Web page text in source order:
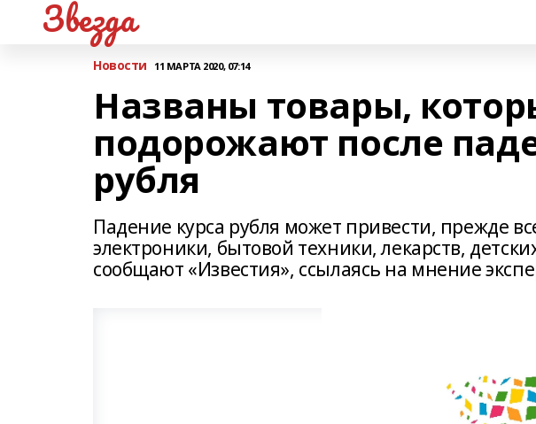
Звезда
Новости 11 МАРТА 2020, 07:14
Названы товары,
подорожают после
рубля
Падение курса рубля может привести, прежде
электроники, бытовой техники, лекарств,
сообщают «Известия», ссылаясь на мнение